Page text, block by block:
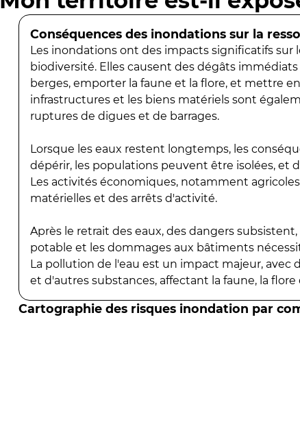
Conséquences des inondations sur la
Les inondations ont des impacts significatifs
biodiversité. Elles causent des dégâts
berges, emporter la faune et la flore, et mettre
infrastructures et les biens matériels sont
ruptures de digues et de barrages.
Lorsque les eaux restent longtemps, les
dépérir, les populations peuvent être isolées, et
Les activités économiques, notamment
matérielles et des arrêts d'activité.
Après le retrait des eaux, des dangers
potable et les dommages aux bâtiments
La pollution de l'eau est un impact majeur, avec
et d'autres substances, affectant la faune, la flore
Cartographie des risques inondation par